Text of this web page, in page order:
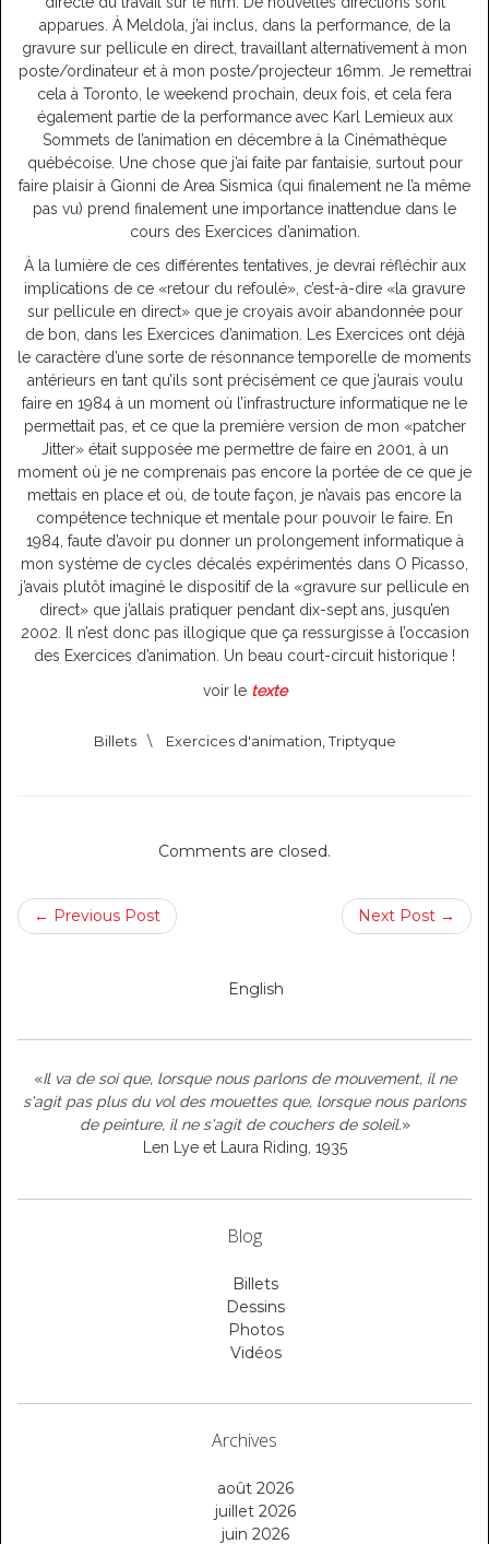
apparues. À Meldola, j’ai inclus, dans la performance, de la
gravure sur pellicule en direct, travaillant alternativement à mon
poste/ordinateur et à mon poste/projecteur 16mm. Je remettrai
cela à Toronto, le weekend prochain, deux fois, et cela fera
également partie de la performance avec Karl Lemieux aux
Sommets de l’animation en décembre à la Cinémathèque
québécoise. Une chose que j’ai faite par fantaisie, surtout pour
faire plaisir à Gionni de Area Sismica (qui finalement ne l’a même
pas vu) prend finalement une importance inattendue dans le
cours des Exercices d’animation.
À la lumière de ces différentes tentatives, je devrai réfléchir aux
implications de ce «retour du refoulé», c’est-à-dire «la gravure
sur pellicule en direct» que je croyais avoir abandonnée pour
de bon, dans les Exercices d’animation. Les Exercices ont déjà
le caractère d’une sorte de résonnance temporelle de moments
antérieurs en tant qu’ils sont précisément ce que j’aurais voulu
faire en 1984 à un moment où l’infrastructure informatique ne le
permettait pas, et ce que la première version de mon «patcher
Jitter» était supposée me permettre de faire en 2001, à un
moment où je ne comprenais pas encore la portée de ce que je
mettais en place et où, de toute façon, je n’avais pas encore la
compétence technique et mentale pour pouvoir le faire. En
1984, faute d’avoir pu donner un prolongement informatique à
mon système de cycles décalés expérimentés dans O Picasso,
j’avais plutôt imaginé le dispositif de la «gravure sur pellicule en
direct» que j’allais pratiquer pendant dix-sept ans, jusqu’en
2002. Il n’est donc pas illogique que ça ressurgisse à l’occasion
des Exercices d’animation. Un beau court-circuit historique !
voir le texte
Billets \ Exercices d'animation ,Triptyque
Comments are closed.
← Previous Post Next Post →
English
«Il va de soi que, lorsque nous parlons de mouvement, il ne
s'agit pas plus du vol des mouettes que, lorsque nous parlons
de peinture, il ne s'agit de couchers de soleil.»
Len Lye et Laura Riding, 1935
Blog
Billets
Dessins
Photos
Vidéos
Archives
août 2026
juillet 2026
juin 2026